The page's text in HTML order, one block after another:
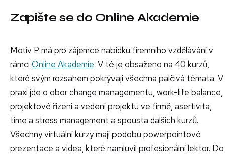
Zapište se do Online Akademie
Motiv P má pro zájemce nabídku firemního vzdělávání v
rámci Online Akademie. V té je obsaženo na 40 kurzů,
které svým rozsahem pokrývají všechna palčivá témata. V
praxi jde o obor change managementu, work-life balance,
projektové řízení a vedení projektu ve firmě, asertivita,
time a stress management a spousta dalších kurzů.
Všechny virtuální kurzy mají podobu powerpointové
prezentace a videa, které namluvil profesionální lektor. Do